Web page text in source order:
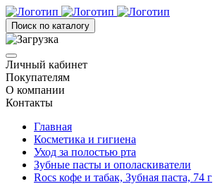
Поиск по каталогу
Личный кабинет
Покупателям
О компании
Контакты
Главная
Косметика и гигиена
Уход за полостью рта
Зубные пасты и ополаскиватели
Rocs кофе и табак, Зубная паста, 74 г